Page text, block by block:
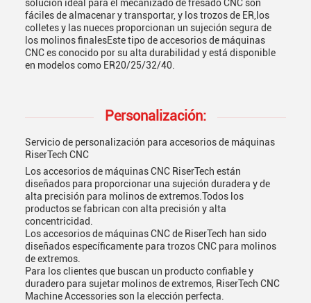
solución ideal para el mecanizado de fresado CNC son
fáciles de almacenar y transportar, y los trozos de ER,los
colletes y las nueces proporcionan un sujeción segura de
los molinos finalesEste tipo de accesorios de máquinas
CNC es conocido por su alta durabilidad y está disponible
en modelos como ER20/25/32/40.
Personalización:
Servicio de personalización para accesorios de máquinas
RiserTech CNC
Los accesorios de máquinas CNC RiserTech están
diseñados para proporcionar una sujeción duradera y de
alta precisión para molinos de extremos.Todos los
productos se fabrican con alta precisión y alta
concentricidad.
Los accesorios de máquinas CNC de RiserTech han sido
diseñados específicamente para trozos CNC para molinos
de extremos.
Para los clientes que buscan un producto confiable y
duradero para sujetar molinos de extremos, RiserTech CNC
Machine Accessories son la elección perfecta.